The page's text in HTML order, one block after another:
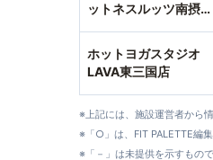
ットネスルッツ南摂津
ホットヨガスタジオ
LAVA東三国店
※上記には、施設運営者から
※「○」は、FIT PALETTE編
※「－」は未提供を示すもの